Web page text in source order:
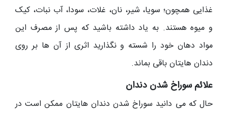
غذایی همچون؛ سویا، شیر، نان، غلات، سودا، آب نبات، کیک
و میوه هستند. به یاد داشته باشید که پس از مصرف این
مواد دهان خود را شسته و نگذارید اثری از آن ها بر روی
دندان هایتان باقی بماند.
علائم سوراخ شدن دندان
حال که می دانید سوراخ شدن دندان هایتان ممکن است در